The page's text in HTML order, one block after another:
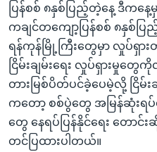
ပြန်စစ် ၈နှစ်ပြည့်တဲ့နေ့ ဒီကန
ကချင်တကျော့ပြန်စစ် ၈နှစ်ပ
ရန်ကုန်မြို့ကြီးတွေမှာ လှုပ်ရှ
ငြိမ်းချမ်းရေး လှုပ်ရှား
တားမြစ်ပိတ်ပင်ခဲ့ပေမဲ့လို့ ငြိမ်
ကတော့ စစ်ပွဲတွေ အမြန်ဆုံးရပ်
တွေ နေရပ်ပြန်နိုင်ရေး တော
တင်ပြထားပါတယ်။